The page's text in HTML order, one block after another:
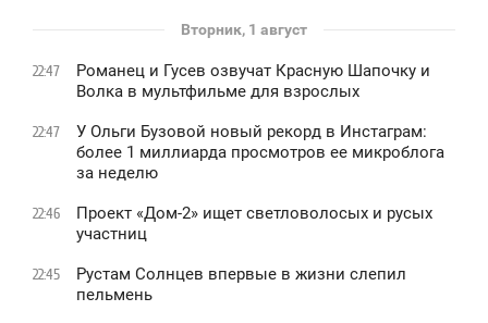
Вторник, 1 август
22:47
Романец и Гусев озвучат Красную Шапочку и
Волка в мультфильме для взрослых
22:47
У Ольги Бузовой новый рекорд в Инстаграм:
более 1 миллиарда просмотров ее микроблога
за неделю
22:46
Проект «Дом-2» ищет светловолосых и русых
участниц
22:45
Рустам Солнцев впервые в жизни слепил
пельмень